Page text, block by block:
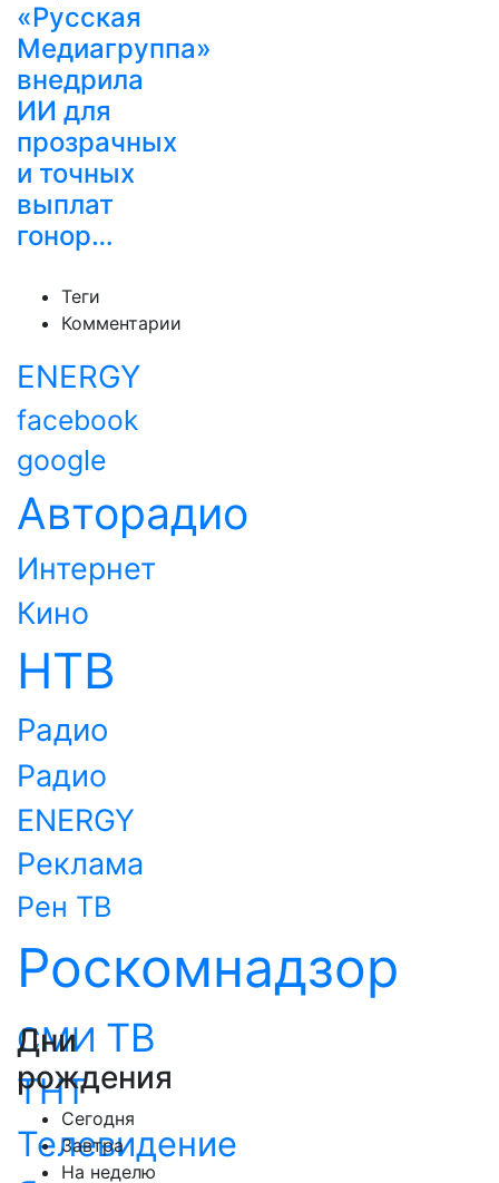
«Русская
Медиагруппа»
внедрила
ИИ для
прозрачных
и точных
выплат
гонор…
Теги
Комментарии
ENERGY
facebook
google
Авторадио
Интернет
Кино
НТВ
Радио
Радио
ENERGY
Реклама
Рен ТВ
Роскомнадзор
СМИ ТВ
ТНТ
Телевидение
Дни
рождения
Сегодня
Завтра
На неделю